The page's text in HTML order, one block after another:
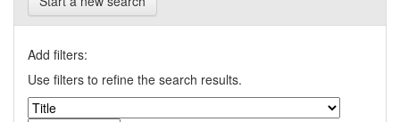
Add filters:
Use filters to refine the search results.